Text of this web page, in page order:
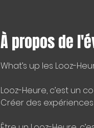
À propos de
What’s up les Looz-
Looz-Heure, c’est un
Créer des